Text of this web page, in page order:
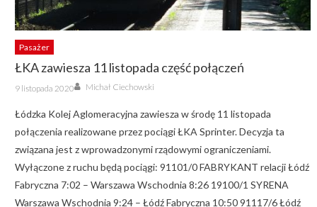
Pasażer
ŁKA zawiesza 11 listopada część połączeń
Posted
on
9 listopada 2020 Author
Michał Ciechowski
Łódzka Kolej Aglomeracyjna zawiesza w środę 11 listopada
połączenia realizowane przez pociągi ŁKA Sprinter. Decyzja ta
związana jest z wprowadzonymi rządowymi ograniczeniami.
Wyłączone z ruchu będą pociągi: 91101/0 FABRYKANT relacji Łódź
Fabryczna 7:02 – Warszawa Wschodnia 8:26 19100/1 SYRENA
Warszawa Wschodnia 9:24 – Łódź Fabryczna 10:50 91117/6 Łódź